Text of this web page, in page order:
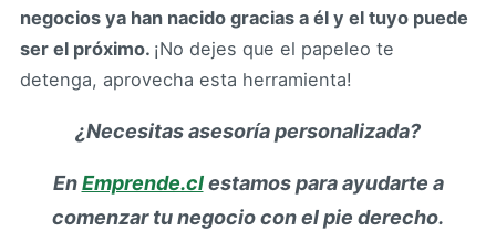
negocios ya han nacido gracias a él y el tuyo puede
ser el próximo. ¡No dejes que el papeleo te
detenga, aprovecha esta herramienta!
¿Necesitas asesoría personalizada?
EnEmprende.clestamos para ayudarte a
comenzar tu negocio con el pie derecho.